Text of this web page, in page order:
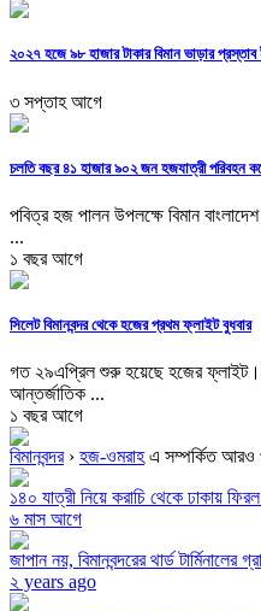
২০২৭ হজে ৯৮ হাজার টাকার বিমান ভাড়ার
৩ সপ্তাহ আগে
চলতি বছর ৪১ হাজার ৯০২ জন হজযাত্রী পরিবহন
পবিত্র হজ পালন উপলক্ষে বিমান
...
১ বছর আগে
সিলেট বিমানবন্দর থেকে হজের প্রথম ফ্লাইট বুধবার
গত ২৯এপ্রিল শুরু হয়েছে হজের
আন্তর্জাতিক ...
১ বছর আগে
বিমানবন্দর› হজ-ওমরাহএ সম্পর্কিত আরও
১৪০ যাত্রী নিয়ে করাচি থেকে ঢাকায় ফিরল
৬ মাস আগে
জাপান নয়, বিমানবন্দরের থার্ড টার্মিনালের
২ years ago